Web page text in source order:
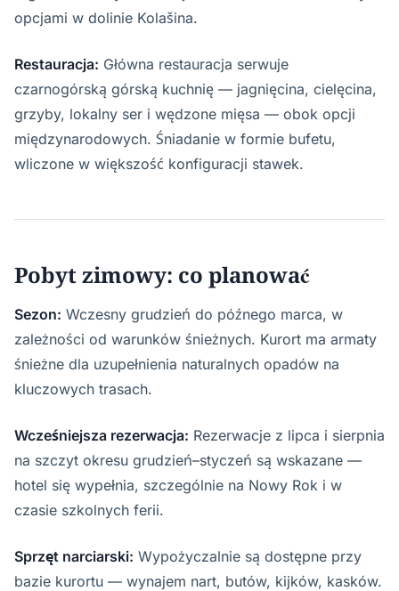
opcjami w dolinie Kolašina.
Restauracja: Główna restauracja serwuje
czarnogórską górską kuchnię — jagnięcina, cielęcina,
grzyby, lokalny ser i wędzone mięsa — obok opcji
międzynarodowych. Śniadanie w formie bufetu,
wliczone w większość konfiguracji stawek.
Pobyt zimowy: co planować
Sezon: Wczesny grudzień do późnego marca, w
zależności od warunków śnieżnych. Kurort ma armaty
śnieżne dla uzupełnienia naturalnych opadów na
kluczowych trasach.
Wcześniejsza rezerwacja: Rezerwacje z lipca i sierpnia
na szczyt okresu grudzień–styczeń są wskazane —
hotel się wypełnia, szczególnie na Nowy Rok i w
czasie szkolnych ferii.
Sprzęt narciarski: Wypożyczalnie są dostępne przy
bazie kurortu — wynajem nart, butów, kijków, kasków.